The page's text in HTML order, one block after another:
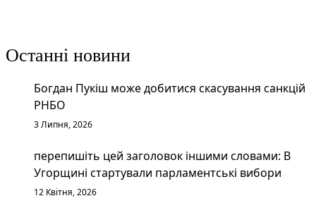
Останні новини
Богдан Пукіш може добитися скасування санкцій
РНБО
3 Липня, 2026
перепишіть цей заголовок іншими словами: В
Угорщині стартували парламентські вибори
12 Квітня, 2026